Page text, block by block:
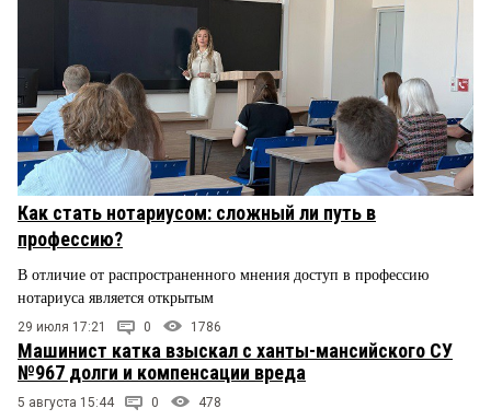
Как стать нотариусом: сложный ли путь в
профессию?
В отличие от распространенного мнения доступ в профессию
нотариуса является открытым
29 июля 17:21 0 1786
Машинист катка взыскал с ханты-мансийского СУ
№967 долги и компенсации вреда
5 августа 15:44 0 478